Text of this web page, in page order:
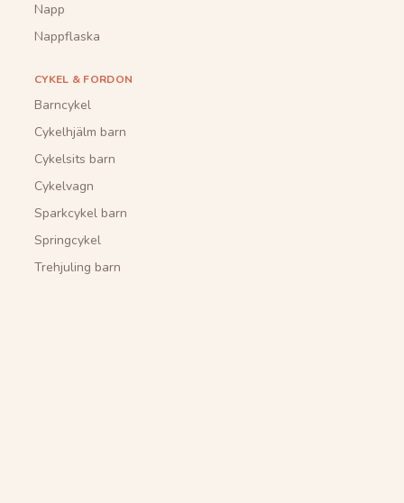
Napp
Nappflaska
CYKEL & FORDON
Barncykel
Cykelhjälm barn
Cykelsits barn
Cykelvagn
Sparkcykel barn
Springcykel
Trehjuling barn